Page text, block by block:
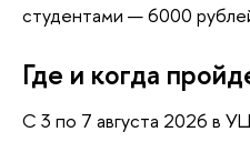
студентами — 6000
Где и когда
С 3 по 7 августа 2026 в